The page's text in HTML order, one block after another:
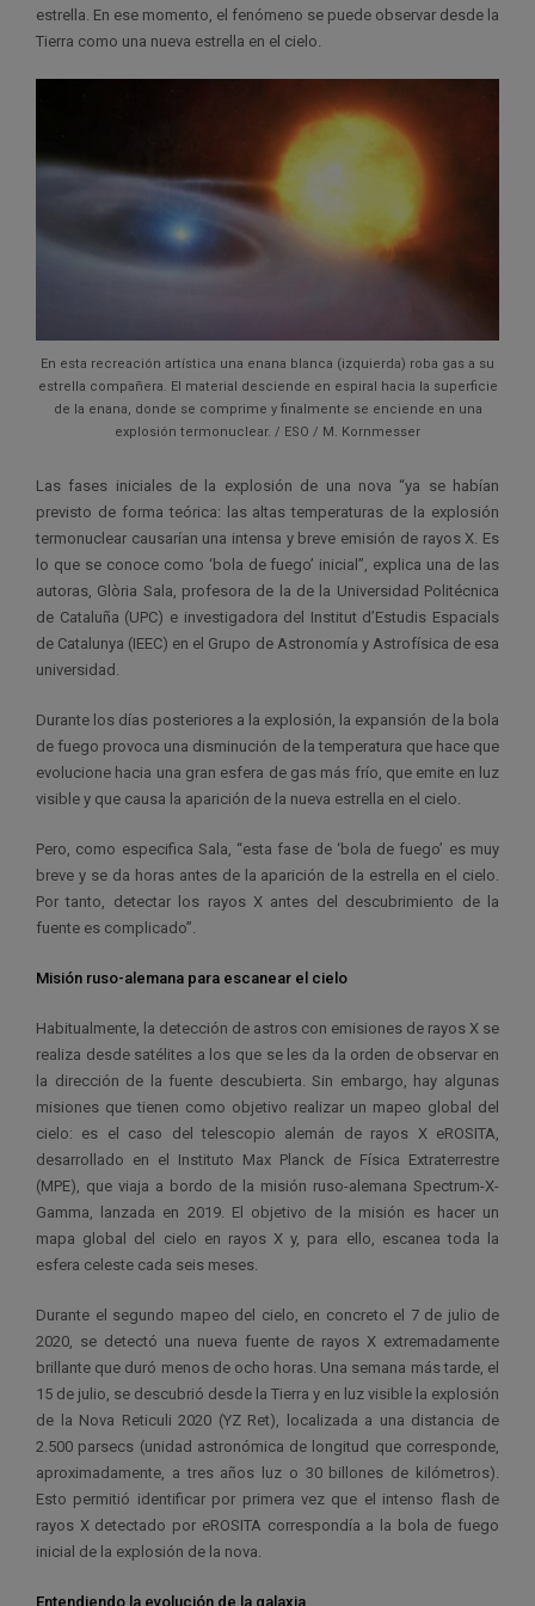
estrella. En ese momento, el fenómeno se puede observar desde la
Tierra como una nueva estrella en el cielo.
En esta recreación artística una enana blanca (izquierda) roba gas a su
estrella compañera. El material desciende en espiral hacia la superficie
de la enana, donde se comprime y finalmente se enciende en una
explosión termonuclear. / ESO / M. Kornmesser
Las fases iniciales de la explosión de una nova “ya se habían
previsto de forma teórica: las altas temperaturas de la explosión
termonuclear causarían una intensa y breve emisión de rayos X. Es
lo que se conoce como ‘bola de fuego’ inicial”, explica una de las
autoras, Glòria Sala, profesora de la de la Universidad Politécnica
de Cataluña (UPC) e investigadora del Institut d’Estudis Espacials
de Catalunya (IEEC) en el Grupo de Astronomía y Astrofísica de esa
universidad.
Durante los días posteriores a la explosión, la expansión de la bola
de fuego provoca una disminución de la temperatura que hace que
evolucione hacia una gran esfera de gas más frío, que emite en luz
visible y que causa la aparición de la nueva estrella en el cielo.
Pero, como especifica Sala, “esta fase de ‘bola de fuego’ es muy
breve y se da horas antes de la aparición de la estrella en el cielo.
Por tanto, detectar los rayos X antes del descubrimiento de la
fuente es complicado”.
Misión ruso-alemana para escanear el cielo
Habitualmente, la detección de astros con emisiones de rayos X se
realiza desde satélites a los que se les da la orden de observar en
la dirección de la fuente descubierta. Sin embargo, hay algunas
misiones que tienen como objetivo realizar un mapeo global del
cielo: es el caso del telescopio alemán de rayos X eROSITA,
desarrollado en el Instituto Max Planck de Física Extraterrestre
(MPE), que viaja a bordo de la misión ruso-alemana Spectrum-X-
Gamma, lanzada en 2019. El objetivo de la misión es hacer un
mapa global del cielo en rayos X y, para ello, escanea toda la
esfera celeste cada seis meses.
Durante el segundo mapeo del cielo, en concreto el 7 de julio de
2020, se detectó una nueva fuente de rayos X extremadamente
brillante que duró menos de ocho horas. Una semana más tarde, el
15 de julio, se descubrió desde la Tierra y en luz visible la explosión
de la Nova Reticuli 2020 (YZ Ret), localizada a una distancia de
2.500 parsecs (unidad astronómica de longitud que corresponde,
aproximadamente, a tres años luz o 30 billones de kilómetros).
Esto permitió identificar por primera vez que el intenso flash de
rayos X detectado por eROSITA correspondía a la bola de fuego
inicial de la explosión de la nova.
Entendiendo la evolución de la galaxia